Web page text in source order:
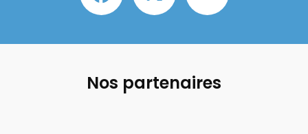
Nos partenaires